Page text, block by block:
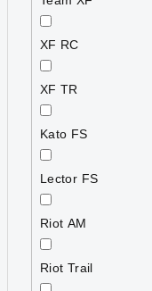
XF RC
XF TR
Kato FS
Lector FS
Riot AM
Riot Trail